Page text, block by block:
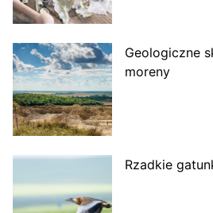
Geologiczne
moreny
Rzadkie